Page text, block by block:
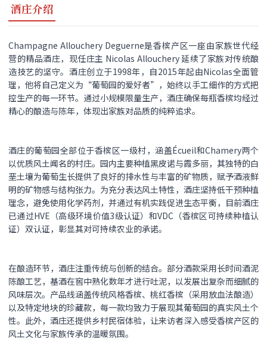
酒庄介绍
Champagne Allouchery Deguerne是香槟产区一座由家族世代经
营的精品酒庄，现任庄主 Nicolas Allouchery 延续了家族对传统酿
造技艺的坚守。酒庄创立于1998年，自2015年起由Nicolas全面管
理，他将自己定义为“葡萄园的爱好者”，始终以手工细作的方式把
控生产的每一环节。通过小规模限量生产，酒庄确保每瓶香槟均经过
精心的酿造与陈年，体现出家族对品质的纯粹追求。
酒庄的葡萄园全部位于香槟区一级村，涵盖Écueil和Chamery两个
以优质风土闻名的村庄。园内主要种植黑皮诺与霞多丽，其独特的白
垩土壤为葡萄生长提供了良好的排水性与丰富的矿物质，赋予酒液鲜
明的矿物感与结构张力。为充分表达风土特性，酒庄坚持低干预种植
理念，避免使用化学药剂，并通过有机实践促进生态平衡，目前酒庄
已通过HVE（高级环境价值3级认证）和VDC（香槟区可持续种植认
证）双认证，彰显其对可持续农业的承诺。
在酿造环节，酒庄注重传统与创新的结合。部分酒款采用长时间酒泥
陈酿工艺，基酒在窖中熟化数年才进行吐泥，以发展出复杂而细腻的
风味层次。产品线涵盖传统风格香槟、桃红香槟（采用放血法酿造）
以及特定地块的珍藏款，每一款均致力于展现其葡萄园的真实风土个
性。此外，酒庄还提供乡村民宿体验，让来访者深入感受香槟产区的
风土文化与家族传承的温暖氛围。